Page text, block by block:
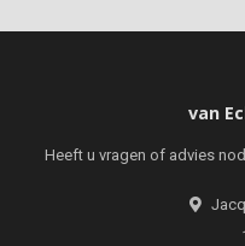
van
Heeft u vragen of advies